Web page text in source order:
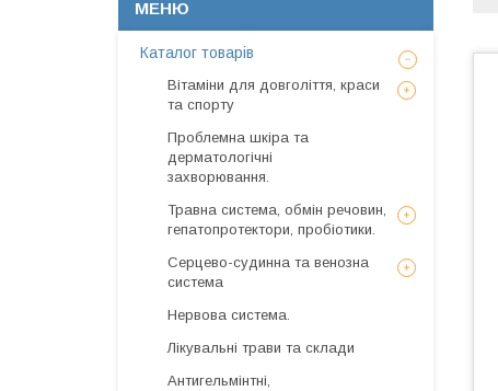
Каталог товарів
Вітаміни для довголіття, краси
та спорту
Проблемна шкіра та
дерматологічні
захворювання.
Травна система, обмін речовин,
гепатопротектори, пробіотики.
Серцево-судинна та венозна
система
Нервова система.
Лікувальні трави та склади
Антигельмінтні,